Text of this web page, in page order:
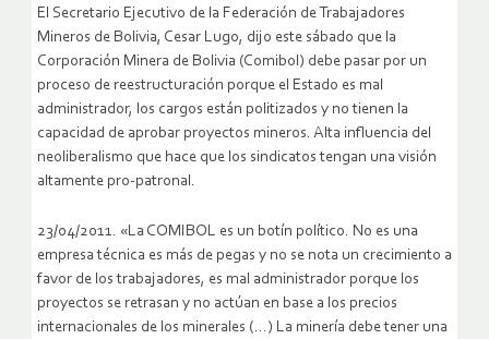
El Secretario Ejecutivo de la Federación de Trabajadores
Mineros de Bolivia, Cesar Lugo, dijo este sábado que la
Corporación Minera de Bolivia (Comibol) debe pasar por un
proceso de reestructuración porque el Estado es mal
administrador, los cargos están politizados y no tienen la
capacidad de aprobar proyectos mineros. Alta influencia del
neoliberalismo que hace que los sindicatos tengan una visión
altamente pro-patronal.
23/04/2011. «La COMIBOL es un botín político. No es una
empresa técnica es más de pegas y no se nota un crecimiento a
favor de los trabajadores, es mal administrador porque los
proyectos se retrasan y no actúan en base a los precios
internacionales de los minerales (…) La minería debe tener una